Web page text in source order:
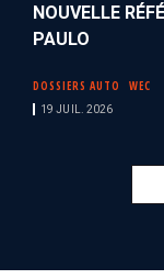
NOUVELLE
PAULO
DOSSIERS AUTO WEC
19 JUIL. 2026